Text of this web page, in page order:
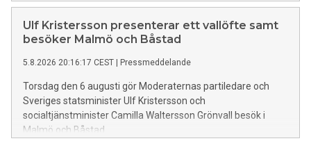
Ulf Kristersson presenterar ett vallöfte samt
besöker Malmö och Båstad
5.8.2026 20:16:17 CEST Pressmeddelande
Torsdag den 6 augusti gör Moderaternas partiledare och
Sveriges statsminister Ulf Kristersson och
socialtjänstminister Camilla Waltersson Grönvall besök i
Malmö och Båstad.